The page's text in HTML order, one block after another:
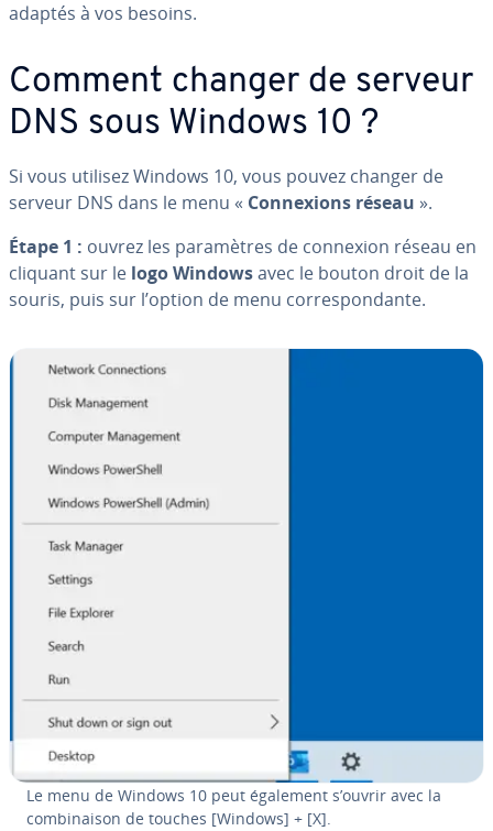
adaptés à vos besoins.
Comment changer de serveur
DNS sous Windows 10 ?
Si vous utilisez Windows 10, vous pouvez changer de
serveur DNS dans le menu « Con­nexions réseau ».
Étape 1 : ouvrez les pa­ra­mètres de connexion réseau en
cliquant sur le logo Windowsavec le bouton droit de la
souris, puis sur l’option de menu cor­res­pon­dante.
Le menu de Windows 10 peut également s’ouvrir avec la
com­bi­nai­son de touches [Windows] + [X].